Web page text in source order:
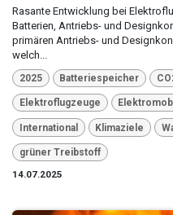
Rasante Entwicklung bei
Batterien, Antriebs- und
primären Antriebs- und
welch...
2025 Batteriespeicher
Elektroflugzeuge
International Klimaziele
grüner Treibstoff
14.07.2025